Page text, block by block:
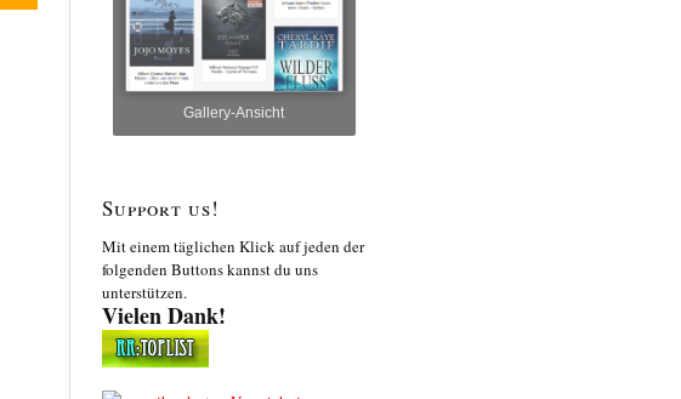
Gallery-Ansicht
Support us!
Mit einem täglichen Klick auf jeden der
folgenden Buttons kannst du uns
unterstützen.
Vielen Dank!